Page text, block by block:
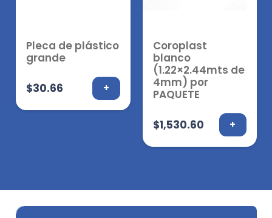
Pleca de plástico
grande
$30.66 +
Coroplast
blanco
(1.22×2.44mts de
4mm) por
PAQUETE
$1,530.60 +